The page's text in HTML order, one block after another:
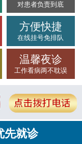
对患者负责到底
方便快捷
在线挂号免排队
温馨夜诊
工作看病两不耽误
先就诊